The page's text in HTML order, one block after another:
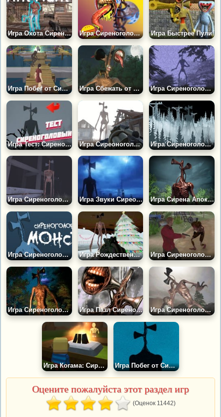
Игра Охота Сиреноголового Игра Сиреноголовый Твой Питомец Игра Быстрее Пули!
Игра Побег от Сиреноголового на Мосту Игра Сбежать от Сиреноголового Игра Сиреноголовый: Кирпичный Завод
Игра Тест: Сиреноголовый Игра Сиреоноголовый: Монстр Шутер Игра Сиреноголовый: Пазл Монстры
Игра Сиреноголовый: Лес Кошмаров Игра Звуки Сиреоноголового Игра Сирена Апокалипсиса
Игра Сиреноголовый Монстр Игра Рождественская Ночь Ужасов Игра Сиреноголовый SCP-6789: Охота Продолжается
Игра Сиреноголовый: Хоррор Игра Пазл Сиреноголовый Игра Сиреноголовый: Звуки Отчаяния
Игра Когама: Сиреноголовый Игра Побег от Сиреноголового
Оцените пожалуйста этот раздел игр
(Оценок 11442)